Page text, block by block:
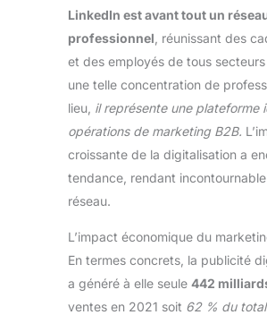
LinkedIn est avant tout un
professionnel , réunissant des
et des employés de tous
une telle concentration de
lieu, il représente une plateforme
opérations de marketing B2B.
croissante de la digitalisation a
tendance, rendant
réseau.
L’impact économique du
En termes concrets, la publicité
a généré à elle seule 442
ventes en 2021 soit 62 % du